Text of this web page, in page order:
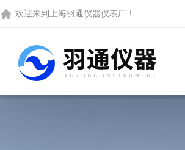
欢迎来到 上海羽通仪器仪表厂 ！